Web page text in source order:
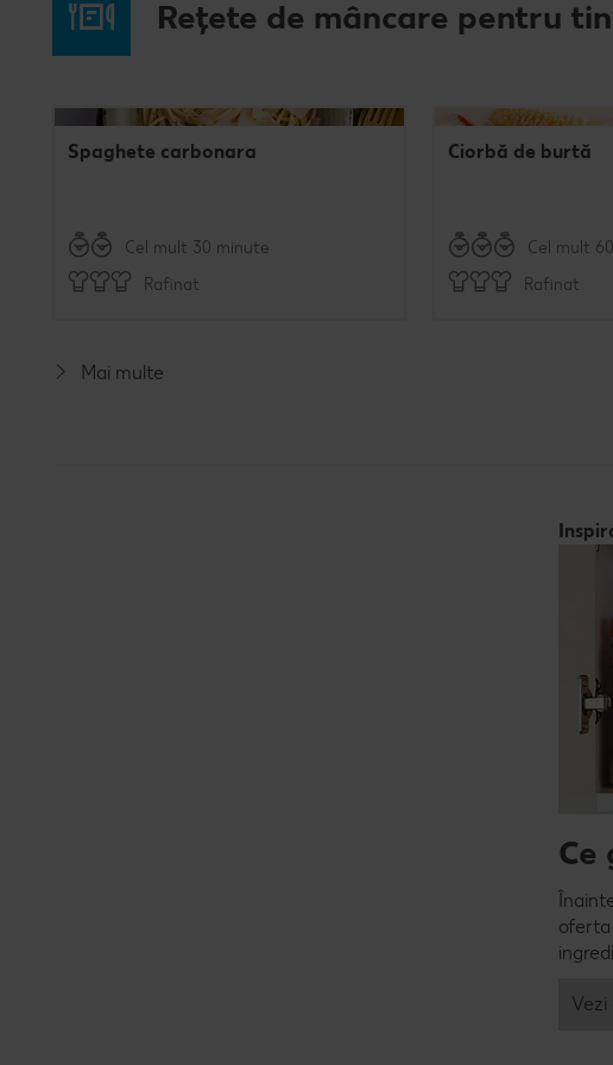
Rețete de mâncare pentru
Spaghete carbonara
Cel mult 30 minute
Rafinat
Ciorbă de burtă
Cel mult
Rafinat
Mai multe
Ce
oferta